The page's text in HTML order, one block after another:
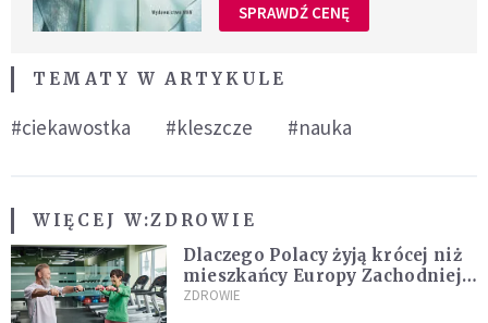
SPRAWDŹ CENĘ
TEMATY W ARTYKULE
#ciekawostka #kleszcze #nauka
WIĘCEJ W:ZDROWIE
Dlaczego Polacy żyją krócej niż
mieszkańcy Europy Zachodniej?
Ekspertka wskazuje główne
ZDROWIE